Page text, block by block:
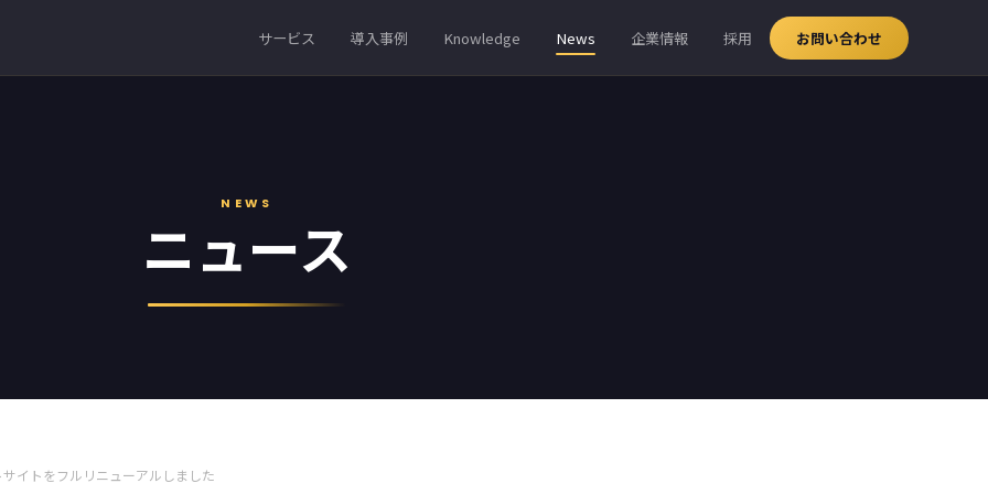
サービス 導入事例 Knowledge News 企業情報 採用 お問い合わせ
NEWS
ニュース
サイトをフルリニューアルしました